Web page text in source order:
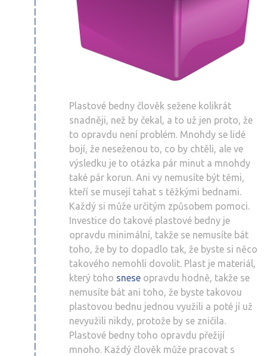
Plastové bedny člověk sežene kolikrát
snadněji, než by čekal, a to už jen proto, že
to opravdu není problém. Mnohdy se lidé
bojí, že neseženou to, co by chtěli, ale ve
výsledku je to otázka pár minut a mnohdy
také pár korun. Ani vy nemusíte být těmi,
kteří se musejí tahat s těžkými bednami.
Každý si může určitým způsobem pomoci.
Investice do takové plastové bedny je
opravdu minimální, takže se nemusíte bát
toho, že by to dopadlo tak, že byste si něco
takového nemohli dovolit. Plast je materiál,
který toho sneseopravdu hodně, takže se
nemusíte bát ani toho, že byste takovou
plastovou bednu jednou využili a poté jí už
nevyužili nikdy, protože by se zničila.
Plastové bedny toho opravdu přežijí
mnoho. Každý člověk může pracovat s